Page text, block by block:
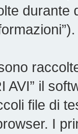
durante
AVI” il
file di
I